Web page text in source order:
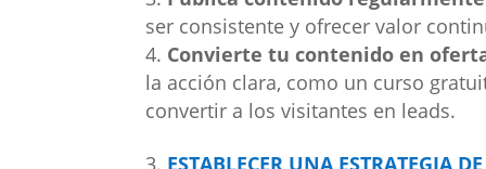
ser consistente y ofrecer valor
Convierte tu contenido en
la acción clara, como un curso
convertir a los visitantes en leads.
ESTABLECER UNA ESTRATEGIA